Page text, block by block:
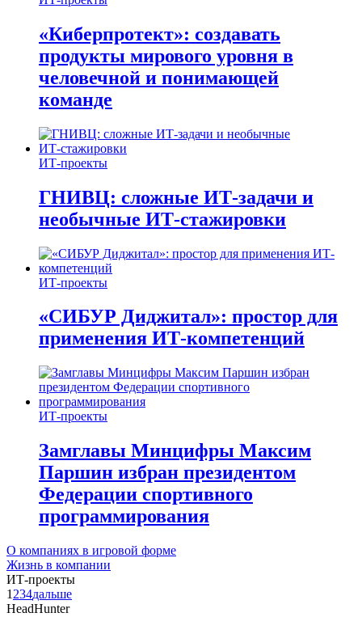
«Киберпротект»: создавать
продукты мирового уровня в
человечной и понимающей
команде
ИТ-проекты
ГНИВЦ: сложные ИТ‑задачи и
необычные ИТ‑стажировки
ИТ-проекты
«СИБУР Диджитал»: простор для
применения ИТ-компетенций
ИТ-проекты
Замглавы Минцифры Максим
Паршин избран президентом
Федерации спортивного
программирования
О компаниях в игровой форме
Жизнь в компании
ИТ-проекты
1 234дальше
HeadHunter